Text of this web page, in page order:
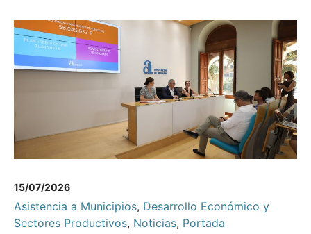
15/07/2026
Asistencia a Municipios, Desarrollo Económico y
Sectores Productivos, Noticias, Portada